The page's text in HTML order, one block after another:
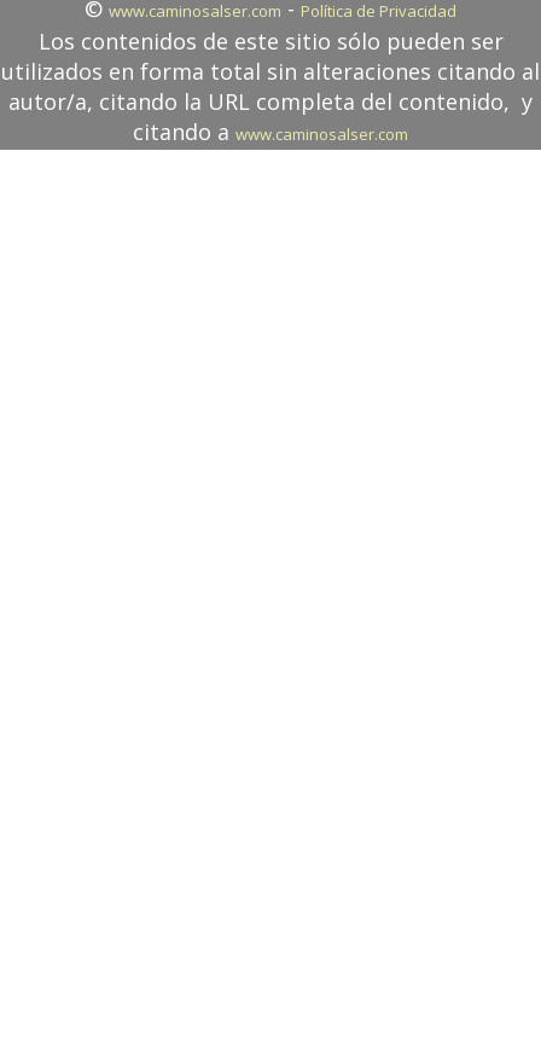
© www.caminosalser.com - Política de Privacidad
Los contenidos de este sitio sólo pueden ser
utilizados en forma total sin alteraciones citando al
autor/a, citando la URL completa del contenido, y
citando a www.caminosalser.com